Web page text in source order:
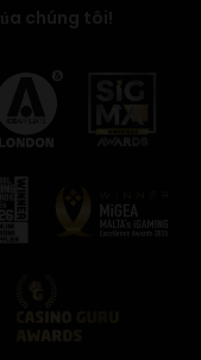
chúng tôi!